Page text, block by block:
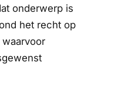
onderwerp is
het recht op